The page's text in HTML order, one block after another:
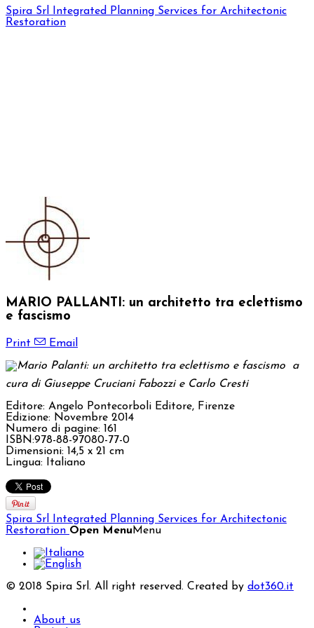
Spira Srl
Integrated Planning Services for Architectonic
Restoration
MARIO PALLANTI: un architetto tra eclettismo
e fascismo
Print
Email
a
cura di Giuseppe Cruciani Fabozzi e Carlo Cresti
Editore: Angelo Pontecorboli Editore, Firenze
Edizione: Novembre 2014
Numero di pagine: 161
ISBN:978-88-97080-77-0
Dimensioni: 14,5 x 21 cm
Lingua: Italiano
Spira Srl Integrated Planning Services for Architectonic
Restoration Open MenuMenu
© 2018 Spira Srl. All right reserved. Created by dot360.it
About us